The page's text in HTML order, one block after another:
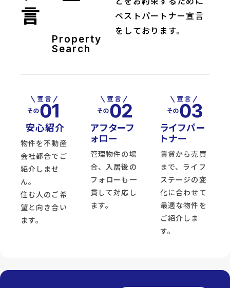
言
Property
Search
ベストパートナー宣言
をしております。
安心紹介
物件を不動産
会社都合でご
紹介しませ
ん。
住む人のご希
望と向き合い
ます。
アフターフ
ォロー
管理物件の場
合、入居後の
フォローも一
貫して対応し
ます。
ライフパー
トナー
賃貸から売買
まで、ライフ
ステージの変
化に合わせて
最適な物件を
ご紹介しま
す。